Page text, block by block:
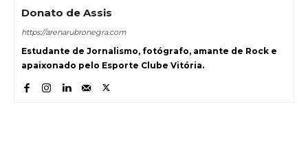
Donato de Assis
https://arenarubronegra.com
Estudante de Jornalismo, fotógrafo, amante de Rock e
apaixonado pelo Esporte Clube Vitória.